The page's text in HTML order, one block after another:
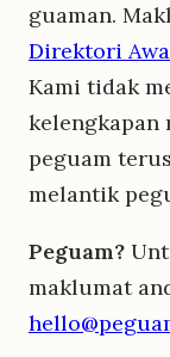
guaman.
Direktori
Kami tidak
kelengkapan
peguam
melantik
Peguam?
maklumat